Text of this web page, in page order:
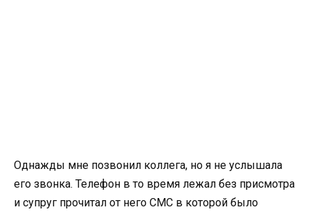
Однажды мне позвонил коллега, но я не услышала
его звонка. Телефон в то время лежал без присмотра
и супруг прочитал от него СМС в которой было